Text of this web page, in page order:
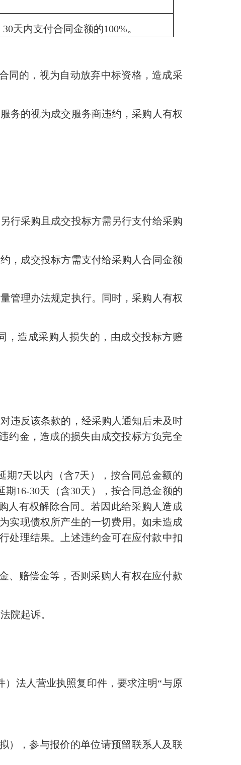
30天内支付合同金额的100%。
同的， 视为自动放弃中标资格，造成采
务的视为成交服务商违约，采购人有权
行采购且成交投标方需另行支付给采购
，成交投标方需支付给采购人合同金额
管理办法规定执行。同时，采购人有权
，造成采购人损失的，由成交投标方赔
违反该条款的，经采购人通知后未及时
约金，造成的损失由成交投标方负完全
期7天以内（含7天），按合同总金额的
期16-30天（含30天），按合同总金额的
人有权解除合同。若因此给采购人造成
实现债权所产生的一切费用。如未造成
处理结果。上述违约金可在应付款中扣
、赔偿金等，否则采购人有权在应付款
院起诉。
法人营业执照复印件，要求注明“与原
），参与报价的单位请预留联系人及联